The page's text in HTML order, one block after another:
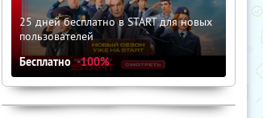
25 дней бесплатно в START для новых
пользователей
Бесплатно -100%